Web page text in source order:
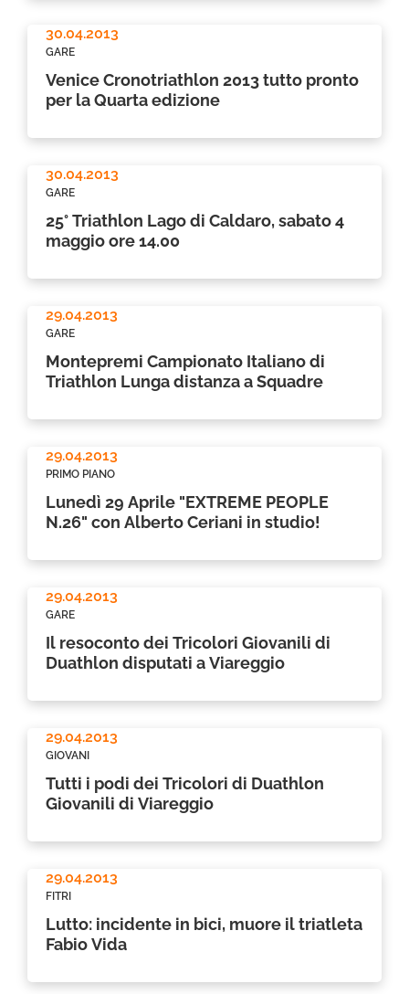
30.04.2013
GARE
Venice Cronotriathlon 2013 tutto pronto
per la Quarta edizione
30.04.2013
GARE
25° Triathlon Lago di Caldaro, sabato 4
maggio ore 14.00
29.04.2013
GARE
Montepremi Campionato Italiano di
Triathlon Lunga distanza a Squadre
29.04.2013
PRIMO PIANO
Lunedì 29 Aprile "EXTREME PEOPLE
N.26" con Alberto Ceriani in studio!
29.04.2013
GARE
Il resoconto dei Tricolori Giovanili di
Duathlon disputati a Viareggio
29.04.2013
GIOVANI
Tutti i podi dei Tricolori di Duathlon
Giovanili di Viareggio
29.04.2013
FITRI
Lutto: incidente in bici, muore il triatleta
Fabio Vida